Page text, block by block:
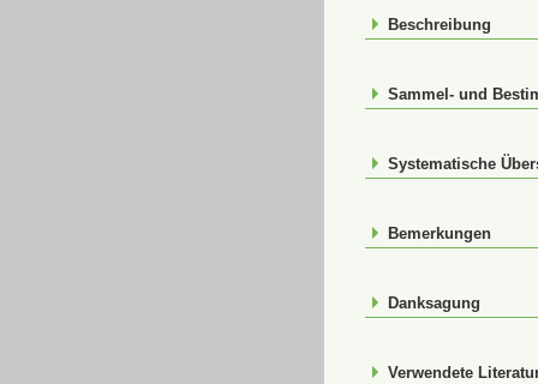
Beschreibung
Sammel- und
Systematische
Bemerkungen
Danksagung
Verwendete